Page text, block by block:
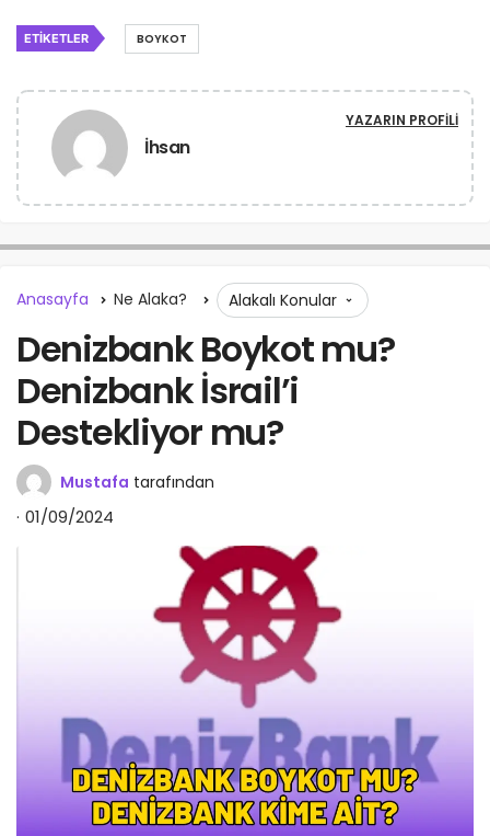
ETIKETLER BOYKOT
İhsan
YAZARIN PROFILI
Anasayfa Ne Alaka? Alakalı Konular
Denizbank Boykot mu?
Denizbank İsrail’i
Destekliyor mu?
Mustafa tarafından
01/09/2024